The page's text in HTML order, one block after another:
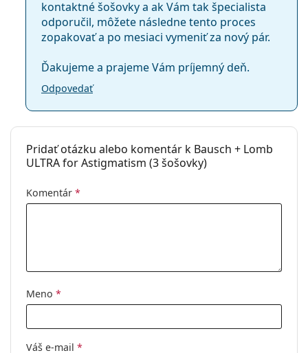
kontaktné šošovky a ak Vám tak špecialista
odporučil, môžete následne tento proces
zopakovať a po mesiaci vymeniť za nový pár.
Ďakujeme a prajeme Vám príjemný deň.
Odpovedať
Pridať otázku alebo komentár k Bausch + Lomb
ULTRA for Astigmatism (3 šošovky)
Komentár *
Meno *
Váš e-mail *